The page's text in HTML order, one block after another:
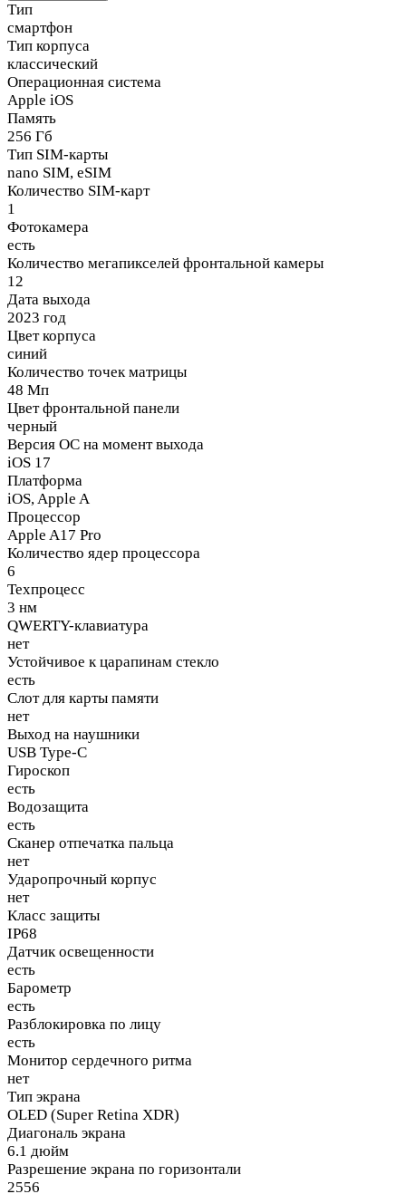
Тип
смартфон
Тип корпуса
классический
Операционная система
Apple iOS
Память
256 Гб
Тип SIM-карты
nano SIM, eSIM
Количество SIM-карт
1
Фотокамера
есть
Количество мегапикселей фронтальной камеры
12
Дата выхода
2023 год
Цвет корпуса
синий
Количество точек матрицы
48 Мп
Цвет фронтальной панели
черный
Версия ОС на момент выхода
iOS 17
Платформа
iOS, Apple A
Процессор
Apple A17 Pro
Количество ядер процессора
6
Техпроцесс
3 нм
QWERTY-клавиатура
нет
Устойчивое к царапинам стекло
есть
Слот для карты памяти
нет
Выход на наушники
USB Type-C
Гироскоп
есть
Водозащита
есть
Сканер отпечатка пальца
нет
Ударопрочный корпус
нет
Класс защиты
IP68
Датчик освещенности
есть
Барометр
есть
Разблокировка по лицу
есть
Монитор сердечного ритма
нет
Тип экрана
OLED (Super Retina XDR)
Диагональ экрана
6.1 дюйм
Разрешение экрана по горизонтали
2556